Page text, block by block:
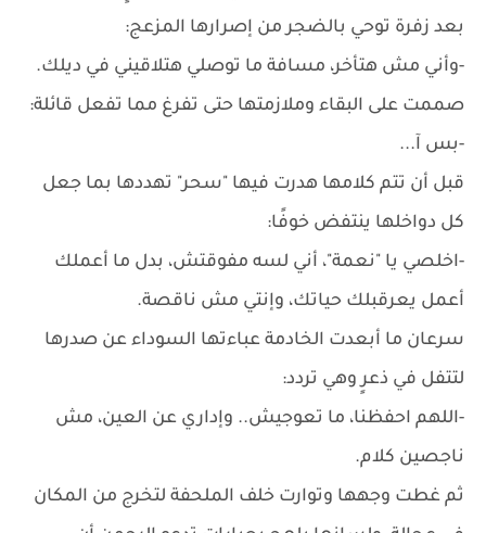
بعد زفرة توحي بالضجر من إصرارها المزعج:
-وأني مش هتأخر، مسافة ما توصلي هتلاقيني في ديلك.
صممت على البقاء وملازمتها حتى تفرغ مما تفعل قائلة:
-بس آ...
قبل أن تتم كلامها هدرت فيها "سحر" تهددها بما جعل
كل دواخلها ينتفض خوفًا:
-اخلصي يا "نعمة"، أني لسه مفوقتش، بدل ما أعملك
أعمل يعرقبلك حياتك، وإنتي مش ناقصة.
سرعان ما أبعدت الخادمة عباءتها السوداء عن صدرها
لتتفل في ذعرٍ وهي تردد:
-اللهم احفظنا، ما تعوجيش.. وإداري عن العين، مش
ناجصين كلام.
ثم غطت وجهها وتوارت خلف الملحفة لتخرج من المكان